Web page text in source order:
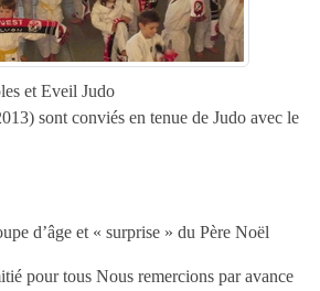
et Eveil Judo
sont conviés en tenue de Judo avec le
d’âge et « surprise » du Père Noël
pour tous Nous remercions par avance